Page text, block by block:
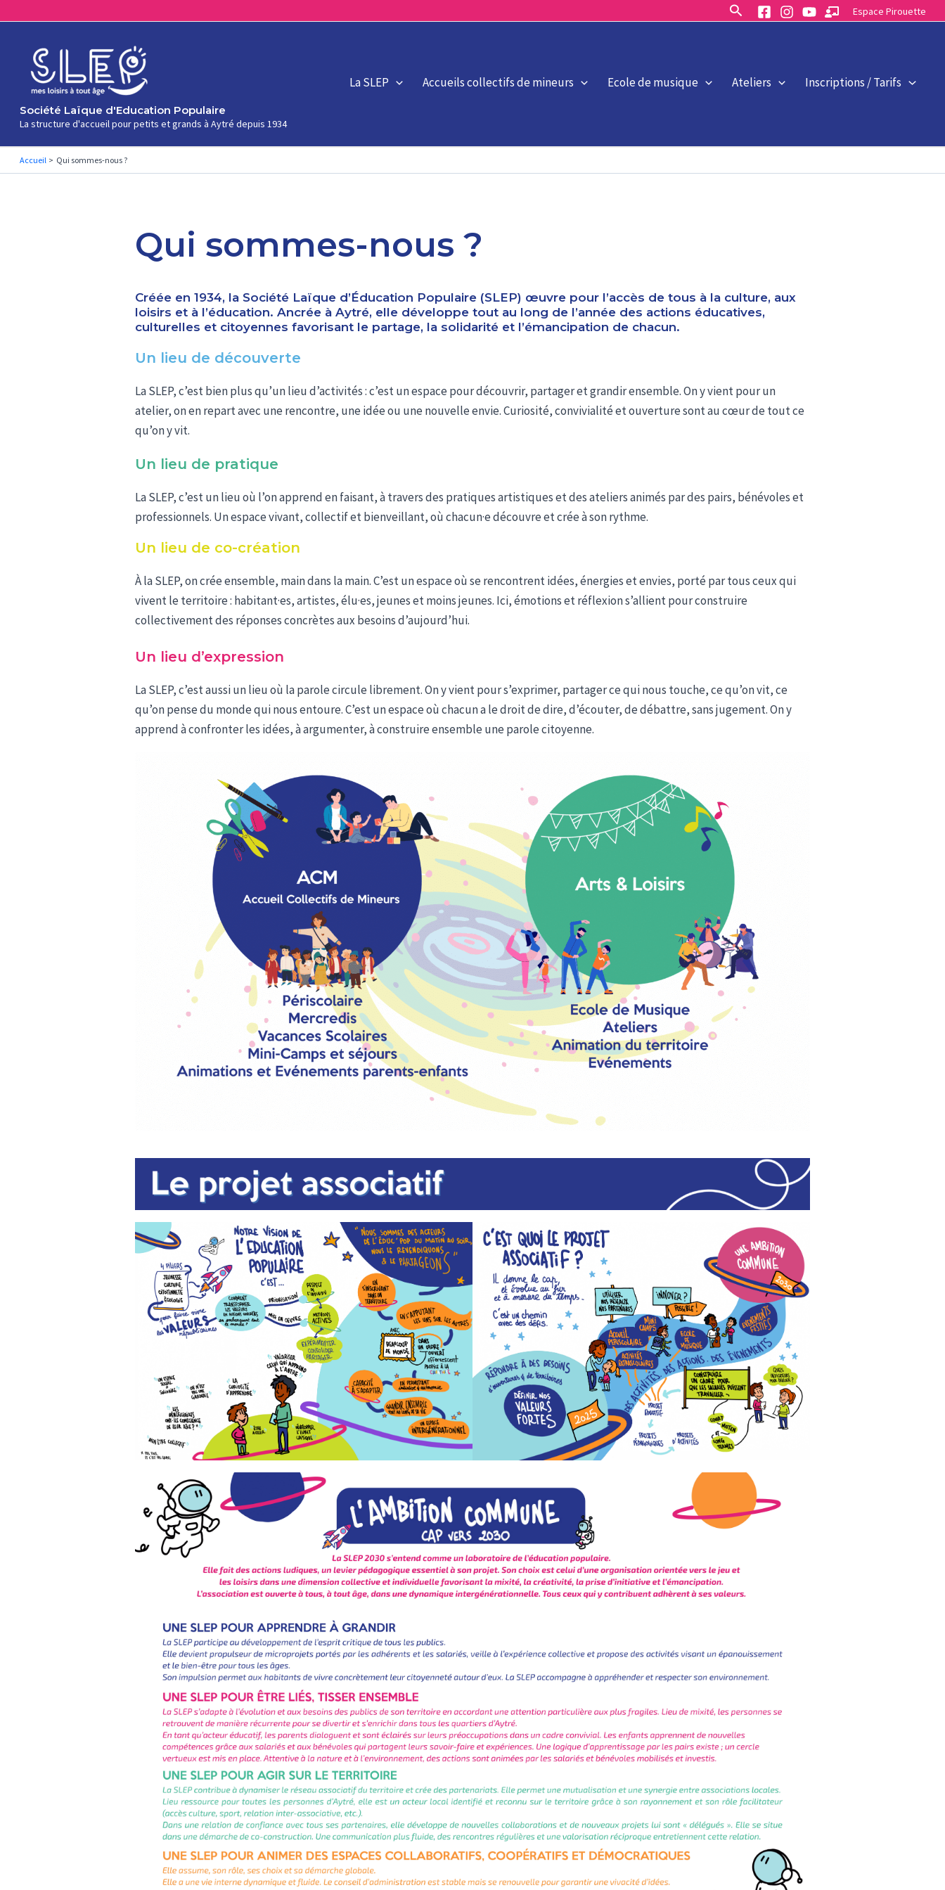
contenu
Rechercher Espace Pirouette
Société Laïque d'Education Populaire
La structure d'accueil pour petits et grands à Aytré depuis 1934
La SLEP Accueils collectifs de mineurs Ecole de musique Ateliers Inscriptions / Tarifs
Accueil Qui sommes-nous ?
Qui sommes-nous ?
Créée en 1934, la Société Laïque d’Éducation Populaire (SLEP) œuvre pour l’accès de tous à la culture, aux
loisirs et à l’éducation. Ancrée à Aytré, elle développe tout au long de l’année des actions éducatives,
culturelles et citoyennes favorisant le partage, la solidarité et l’émancipation de chacun.
Un lieu de découverte
La SLEP, c’est bien plus qu’un lieu d’activités : c’est un espace pour découvrir, partager et grandir ensemble. On y vient pour un
atelier, on en repart avec une rencontre, une idée ou une nouvelle envie. Curiosité, convivialité et ouverture sont au cœur de tout ce
qu’on y vit.
Un lieu de pratique
La SLEP, c’est un lieu où l’on apprend en faisant, à travers des pratiques artistiques et des ateliers animés par des pairs, bénévoles et
professionnels. Un espace vivant, collectif et bienveillant, où chacun·e découvre et crée à son rythme.
Un lieu de co-création
À la SLEP, on crée ensemble, main dans la main. C’est un espace où se rencontrent idées, énergies et envies, porté par tous ceux qui
vivent le territoire : habitant·es, artistes, élu·es, jeunes et moins jeunes. Ici, émotions et réflexion s’allient pour construire
collectivement des réponses concrètes aux besoins d’aujourd’hui.
Un lieu d’expression
La SLEP, c’est aussi un lieu où la parole circule librement. On y vient pour s’exprimer, partager ce qui nous touche, ce qu’on vit, ce
qu’on pense du monde qui nous entoure. C’est un espace où chacun a le droit de dire, d’écouter, de débattre, sans jugement. On y
apprend à confronter les idées, à argumenter, à construire ensemble une parole citoyenne.